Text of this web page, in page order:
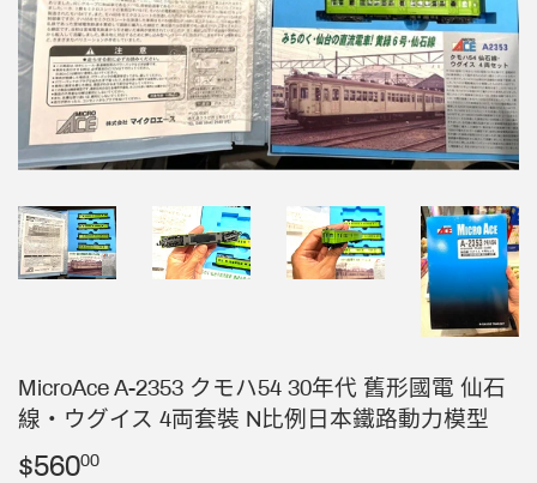
MicroAce A-2353 クモハ54 30年代 舊形國電 仙石
線・ウグイス 4両套裝 N比例日本鐵路動力模型
$56000